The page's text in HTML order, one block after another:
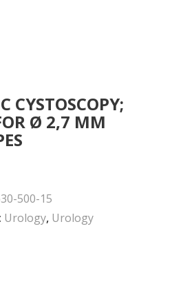
CYSTOSCOPY;
Ø 2,7 MM
500-15
Urology, Urology